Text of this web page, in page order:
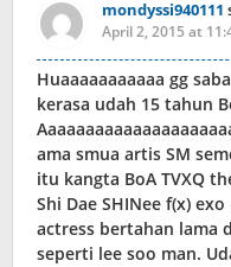
mondyssi940111
April 2, 2015 at
Huaaaaaaaaaaa gg
kerasa udah 15 tahun
ama smua artis SM
itu kangta BoA TVXQ
Shi Dae SHINee f(x)
actress bertahan lama
seperti lee soo man.